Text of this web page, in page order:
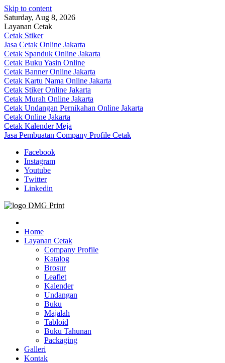
Skip to content
Saturday, Aug 8, 2026
Layanan Cetak
Cetak Stiker
Jasa Cetak Online Jakarta
Cetak Spanduk Online Jakarta
Cetak Buku Yasin Online
Cetak Banner Online Jakarta
Cetak Kartu Nama Online Jakarta
Cetak Stiker Online Jakarta
Cetak Murah Online Jakarta
Cetak Undangan Pernikahan Online Jakarta
Cetak Online Jakarta
Cetak Kalender Meja
Jasa Pembuatan Company Profile Cetak
Facebook
Instagram
Youtube
Twitter
Linkedin
Jasa Cetak Online DMG Printing
Home
Layanan Cetak
Company Profile
Katalog
Brosur
Leaflet
Kalender
Undangan
Buku
Majalah
Tabloid
Buku Tahunan
Packaging
Galleri
Kontak